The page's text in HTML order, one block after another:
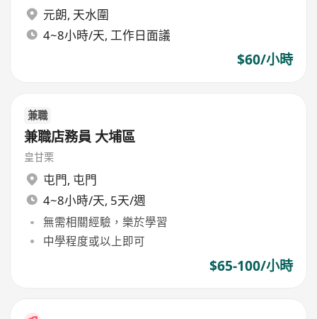
元朗, 天水圍
4~8小時/天, 工作日面議
$60/小時
兼職
兼職店務員 大埔區
皇甘栗
屯門, 屯門
4~8小時/天, 5天/週
無需相關經驗，樂於學習
中學程度或以上即可
$65-100/小時